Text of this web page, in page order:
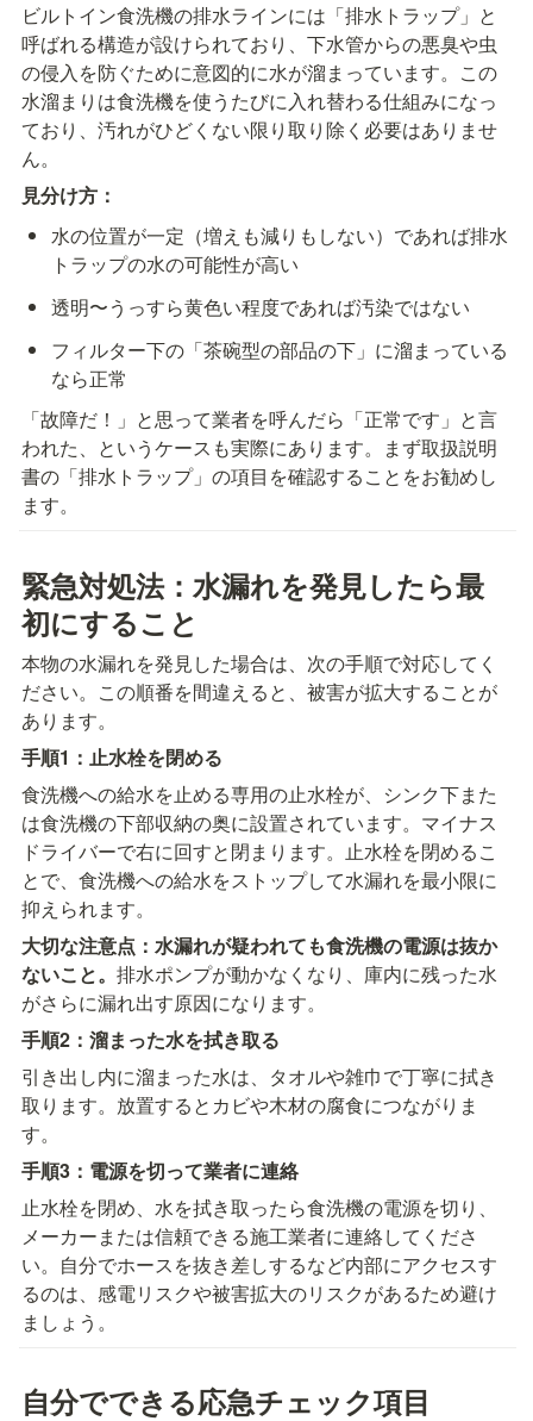
ビルトイン食洗機の排水ラインには「排水トラップ」と
呼ばれる構造が設けられており、下水管からの悪臭や虫
の侵入を防ぐために意図的に水が溜まっています。この
水溜まりは食洗機を使うたびに入れ替わる仕組みになっ
ており、汚れがひどくない限り取り除く必要はありませ
ん。
見分け方：
水の位置が一定（増えも減りもしない）であれば排水
トラップの水の可能性が高い
透明〜うっすら黄色い程度であれば汚染ではない
フィルター下の「茶碗型の部品の下」に溜まっている
なら正常
「故障だ！」と思って業者を呼んだら「正常です」と言
われた、というケースも実際にあります。まず取扱説明
書の「排水トラップ」の項目を確認することをお勧めし
ます。
緊急対処法：水漏れを発見したら最
初にすること
本物の水漏れを発見した場合は、次の手順で対応してく
ださい。この順番を間違えると、被害が拡大することが
あります。
手順1：止水栓を閉める
食洗機への給水を止める専用の止水栓が、シンク下また
は食洗機の下部収納の奥に設置されています。マイナス
ドライバーで右に回すと閉まります。止水栓を閉めるこ
とで、食洗機への給水をストップして水漏れを最小限に
抑えられます。
大切な注意点：水漏れが疑われても食洗機の電源は抜か
ないこと。 排水ポンプが動かなくなり、庫内に残った水
がさらに漏れ出す原因になります。
手順2：溜まった水を拭き取る
引き出し内に溜まった水は、タオルや雑巾で丁寧に拭き
取ります。放置するとカビや木材の腐食につながりま
す。
手順3：電源を切って業者に連絡
止水栓を閉め、水を拭き取ったら食洗機の電源を切り、
メーカーまたは信頼できる施工業者に連絡してくださ
い。自分でホースを抜き差しするなど内部にアクセスす
るのは、感電リスクや被害拡大のリスクがあるため避け
ましょう。
自分でできる応急チェック項目